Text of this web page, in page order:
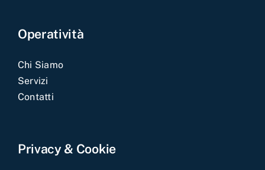
Operatività
Chi Siamo
Servizi
Contatti
Privacy & Cookie